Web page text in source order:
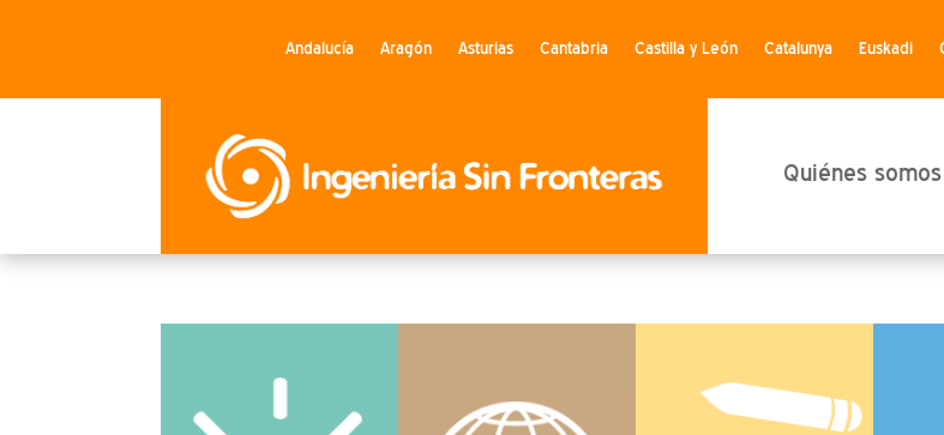
Andalucía Aragón Asturias Cantabria Castilla y León Catalunya Euskadi
Quiénes somos